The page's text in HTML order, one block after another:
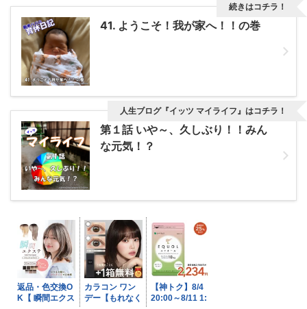
41. ようこそ！我が家へ！！の巻
続きはコチラ！
第１話 いや～、久しぶり！！みん
な元気！？
人生ブログ『イッツ マイライフ』はコチラ！